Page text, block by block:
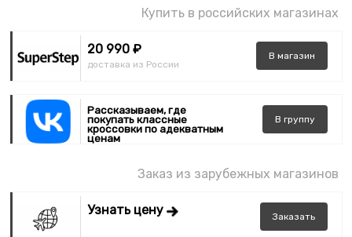
Купить в российских магазинах
20 990 ₽
доставка из России
В магазин
Рассказываем, где
покупать классные
кроссовки по адекватным
ценам
В группу
Заказ из зарубежных магазинов
Узнать цену Заказать